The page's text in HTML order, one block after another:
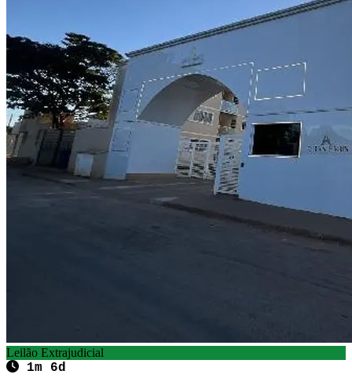
Leilão Extrajudicial
1m 6d